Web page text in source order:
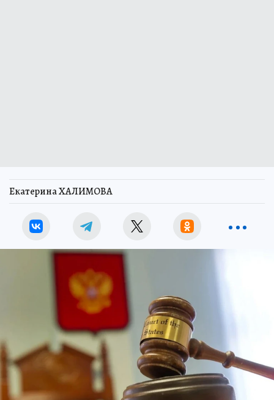
Екатерина ХАЛИМОВА